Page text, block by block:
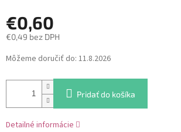
€0,60
€0,49 bez DPH
Jednotková
cena:
Môžeme doručiť do: 11.8.2026
Pridať do košíka
Detailné informácie